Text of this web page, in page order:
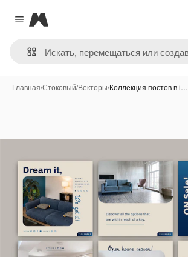
Close menu
Magnific
Главная/Стоковый/Векторы/Коллекция постов в i…